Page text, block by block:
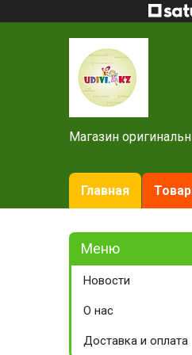
Магазин
Главная
Новости
О нас
Доставка и оплата